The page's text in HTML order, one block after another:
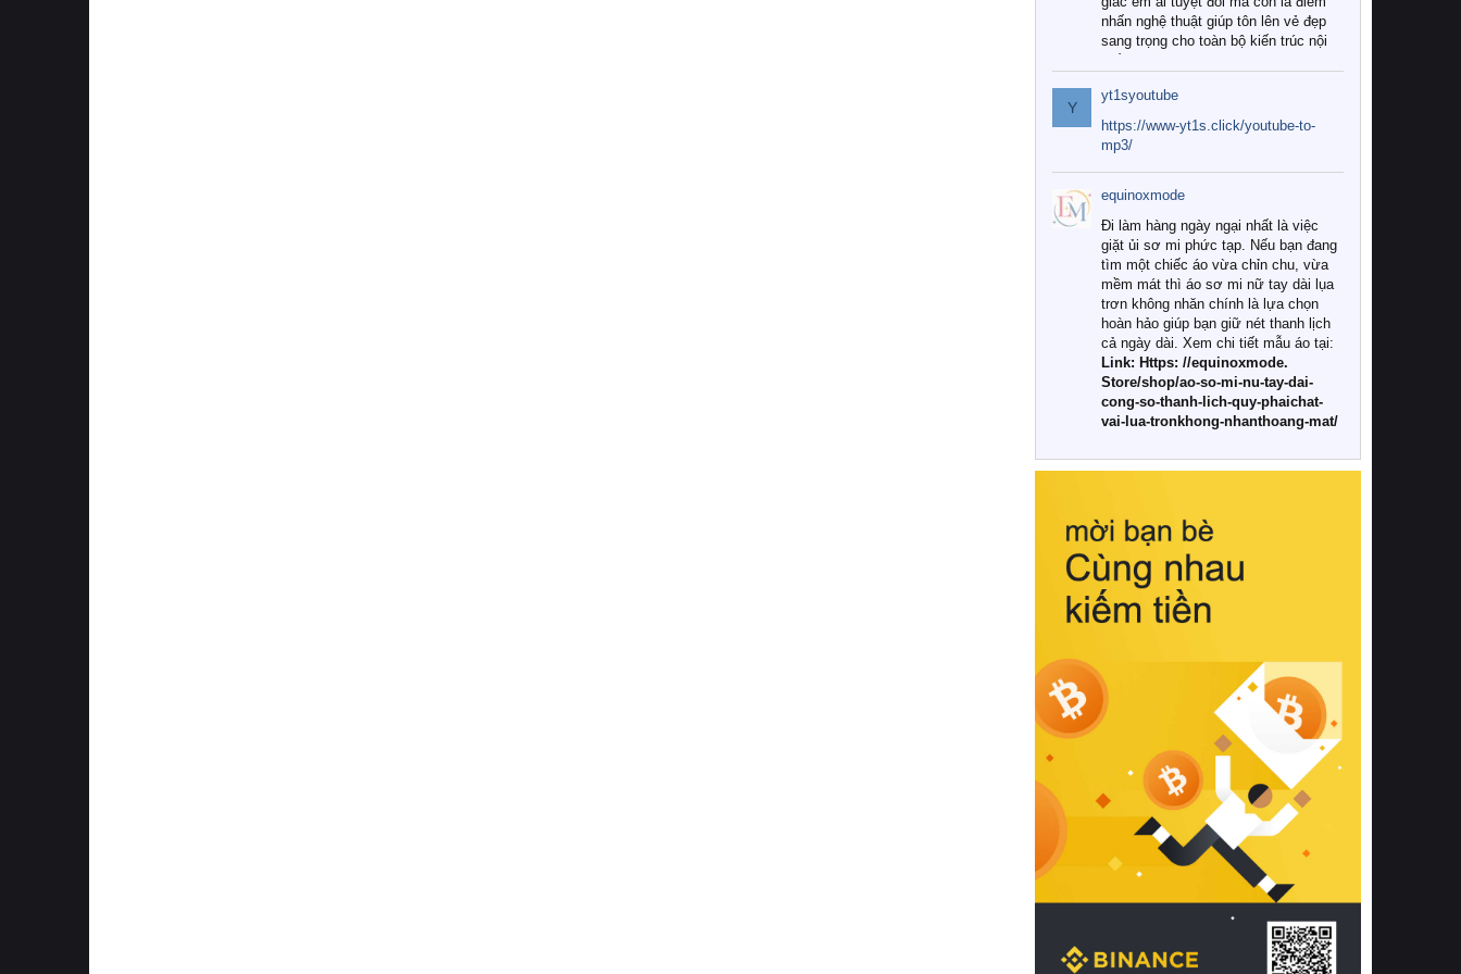
nhấn nghệ thuật giúp tôn lên vẻ đẹp
sang trọng cho toàn bộ kiến trúc nội
Tuy nhiên, giữa thị trường đa dạng
với vô vàn thương hiệu và mẫu mã
như hiện nay, làm thế nào để chọn
được những bộ chăn ga gối đệm cao
cấp thực sự chất lượng, phù hợp với
khí hậu và nhu cầu sử dụng của gia
đình? Hãy cùng chúng tôi đi tìm lời
giải đáp chi tiết qua bài viết dưới đây.
1. Tại sao các gia đình hiện đại lại ưa
chuộng chăn ga gối đệm cao cấp?
Khác với các dòng sản phẩm thông
thường, những bộ chăn ga gối đệm
cao cấp trải qua quy trình sản xuất
nghiêm ngặt từ khâu chọn lọc nguyên
liệu tự nhiên đến công nghệ dệt
nhuộm hiện đại không chứa hóa chất
này, bạn sẽ cảm nhận rõ rệt sự khác
hồi chuẩn xác của phần đệm nâng đỡ
cột sống.
Bên cạnh đó, việc lựa chọn các dòng
sản phẩm đạt chuẩn chất lượng quốc
tế còn giúp ngăn ngừa tình trạng kích
khuẩn và nấm mốc trong điều kiện
thời tiết nóng ẩm. Bạn có thể tìm hiểu
thêm các nghiên cứu khoa học về tác
động của giấc ngủ và môi trường
phòng ngủ đối với sức khỏe con
người tại Sleep Foundation (External
Link) để có cái nhìn toàn diện hơn.
2. Các tiêu chí vàng khi lựa chọn
chăn ga gối đệm cao cấp cho phòng
ngủ
Để sở hữu một bộ chăn ga gối đệm
cao cấp hoàn hảo cả về thẩm mỹ lẫn
công năng, người tiêu dùng cần cân
nhắc kỹ lưỡng các tiêu chí quan trọng
Y
yt1syoutube
https://www-yt1s.click/youtube-to-
mp3/
equinoxmode
Đi làm hàng ngày ngại nhất là việc
giặt ủi sơ mi phức tạp. Nếu bạn đang
tìm một chiếc áo vừa chỉn chu, vừa
mềm mát thì áo sơ mi nữ tay dài lụa
trơn không nhăn chính là lựa chọn
hoàn hảo giúp bạn giữ nét thanh lịch
cả ngày dài. Xem chi tiết mẫu áo tại:
Link: Https: //equinoxmode.
Store/shop/ao-so-mi-nu-tay-dai-
cong-so-thanh-lich-quy-phaichat-
vai-lua-tronkhong-nhanthoang-mat/